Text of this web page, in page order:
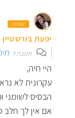
עורכת
יפעת בורשטיין
תגובה ל
היי חיה,
עקרונית לא
הבסיס לשומני
אם אין לך